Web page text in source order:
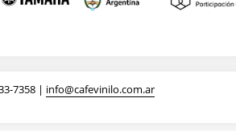
7358 | info@cafevinilo.com.ar